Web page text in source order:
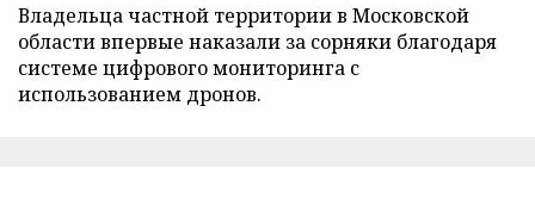
Владельца частной территории в Московской
области впервые наказали за сорняки благодаря
системе цифрового мониторинга с
использованием дронов.